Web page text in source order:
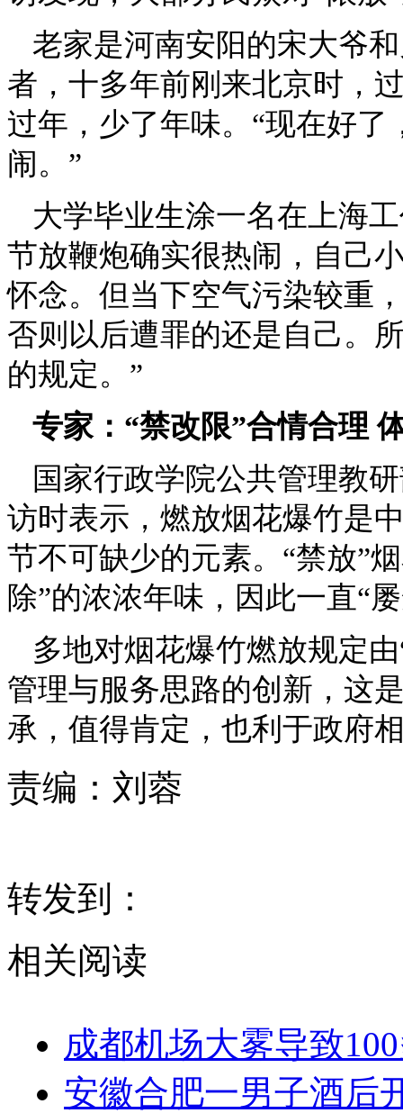
老家是河南安阳的宋大爷
者，十多年前刚来北京时，
过年，少了年味。“现在好
闹。”
大学毕业生涂一名在上海
节放鞭炮确实很热闹，自己
怀念。但当下空气污染较重
否则以后遭罪的还是自己。
的规定。”
专家：“禁改限”合情合理
国家行政学院公共管理教
访时表示，燃放烟花爆竹是
节不可缺少的元素。“禁放”
除”的浓浓年味，因此一直“
多地对烟花爆竹燃放规定
管理与服务思路的创新，这
承，值得肯定，也利于政府
责编： 刘蓉
转发到：
相关阅读
成都机场大雾导致
安徽合肥一男子酒后